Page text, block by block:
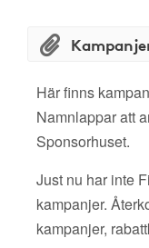
Här finns
Namnlappar att
Sponsorhuset.
Just nu har inte
kampanjer.
kampanjer,